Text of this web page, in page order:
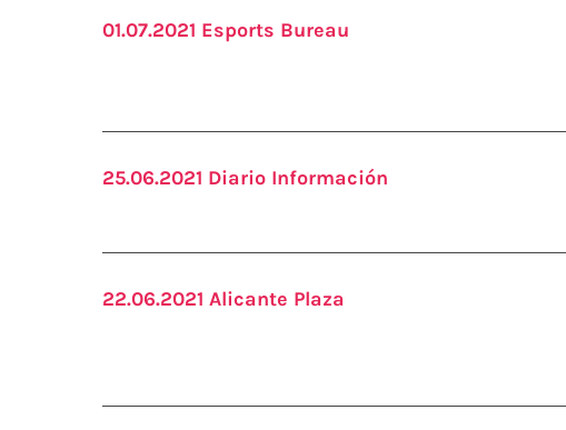
01.07.2021 Esports Bureau
25.06.2021 Diario Información
22.06.2021 Alicante Plaza